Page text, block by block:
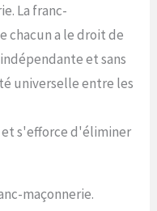
La franc-
chacun a le droit de
et sans
universelle entre les
et s'efforce d'éliminer
maçonnerie.